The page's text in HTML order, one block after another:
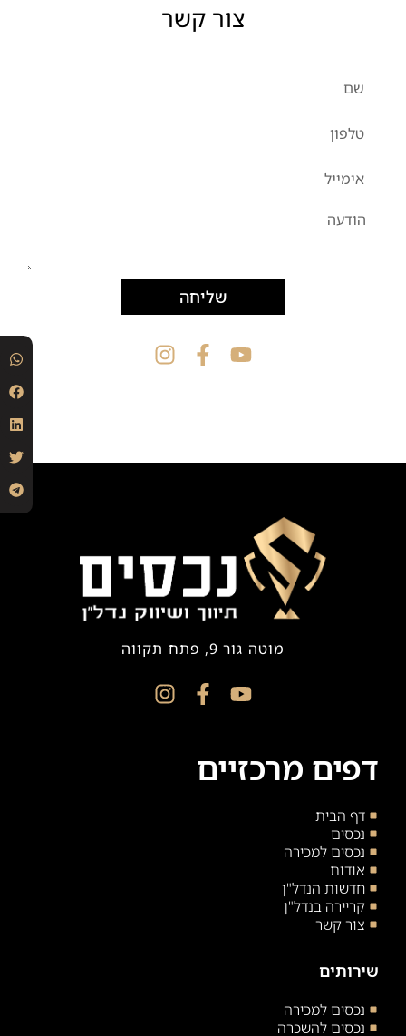
צור קשר
שליחה
מוטה גור 9, פתח תקווה
דפים מרכזיים
דף הבית
נכסים
נכסים למכירה
אודות
חדשות הנדל"ן
קריירה בנדל"ן
צור קשר
שירותים
נכסים למכירה
נכסים להשכרה